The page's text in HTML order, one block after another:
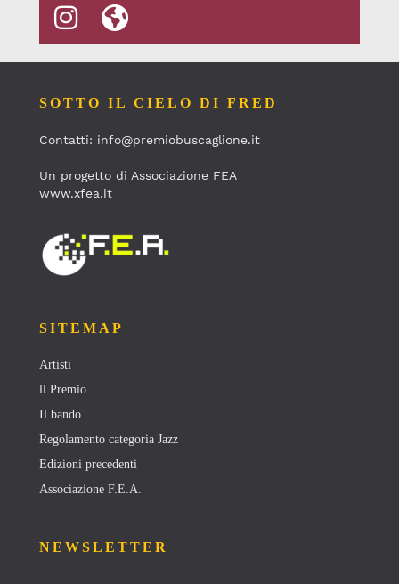
SOTTO IL CIELO DI FRED
Contatti: info@premiobuscaglione.it
Un progetto di Associazione FEA
www.xfea.it
SITEMAP
Artisti
ll Premio
Il bando
Regolamento categoria Jazz
Edizioni precedenti
Associazione F.E.A.
NEWSLETTER